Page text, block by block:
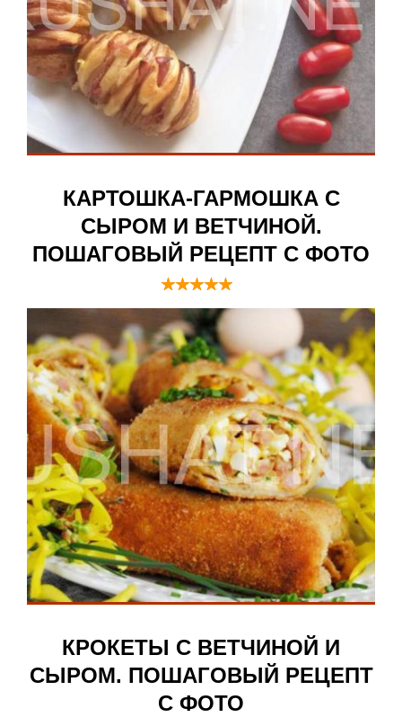
КАРТОШКА-ГАРМОШКА С
СЫРОМ И ВЕТЧИНОЙ.
ПОШАГОВЫЙ РЕЦЕПТ С ФОТО
КРОКЕТЫ С ВЕТЧИНОЙ И
СЫРОМ. ПОШАГОВЫЙ РЕЦЕПТ
С ФОТО